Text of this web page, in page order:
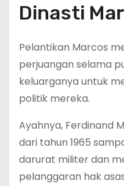
Dinasti
Pelantikan Marcos
perjuangan selama
keluarganya untuk
politik mereka.
Ayahnya, Ferdinand
dari tahun 1965
darurat militer dan
pelanggaran hak